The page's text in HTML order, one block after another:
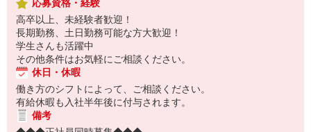
応募資格・経験
高卒以上、未経験者歓迎！
長期勤務、土日勤務可能な方大歓迎！
学生さんも活躍中
その他条件はお気軽にご相談ください。
休日・休暇
働き方のシフトによって、ご相談ください。
有給休暇も入社半年後に付与されます。
備考